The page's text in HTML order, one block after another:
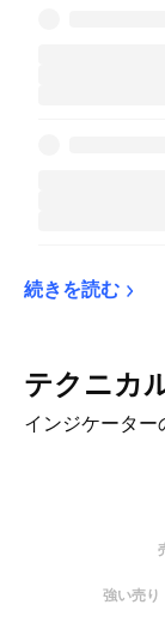
続きを読む
テクニカ
インジケーター
強い売り